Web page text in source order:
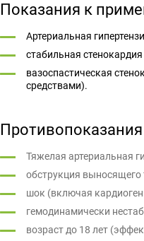
Показания к
Артериальная
стабильная
вазоспастическая
средствами).
Противопоказания
Тяжелая артериальная
обструкция
шок (включая
гемодинамически
возраст до 18 лет